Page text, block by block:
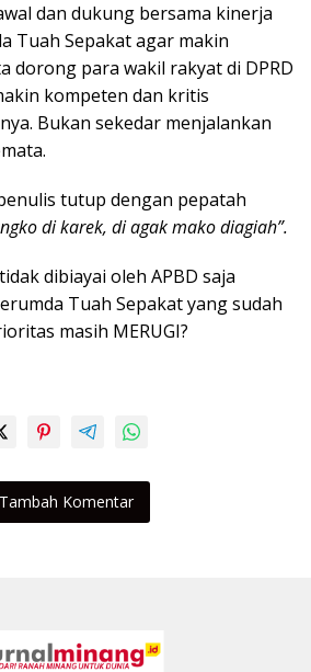
dan dukung bersama kinerja
Tuah Sepakat agar makin
dorong para wakil rakyat di DPRD
kompeten dan kritis
Bukan sekedar menjalankan
tutup dengan pepatah
di karek, di agak mako diagiah”.
dibiayai oleh APBD saja
Tuah Sepakat yang sudah
masih MERUGI?
Tambah Komentar